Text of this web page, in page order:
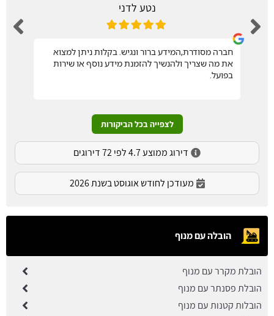
נטע לדני
חברה מסודרת,המידע ברור ונגיש. בקלות ניתן למצוא
את מה שצריך ולהנשיך להזמנת מידע נוסף או שירות
בפועל.
לצפייה בכל הביקורות
דירוג ממוצע 4.7 לפי 72 דירוגים
מעודכן לחודש אוגוסט בשנת 2026
הובלה עם מנוף
הובלת מקרר עם מנוף
הובלת פסנתר עם מנוף
הובלות קטנות עם מנוף